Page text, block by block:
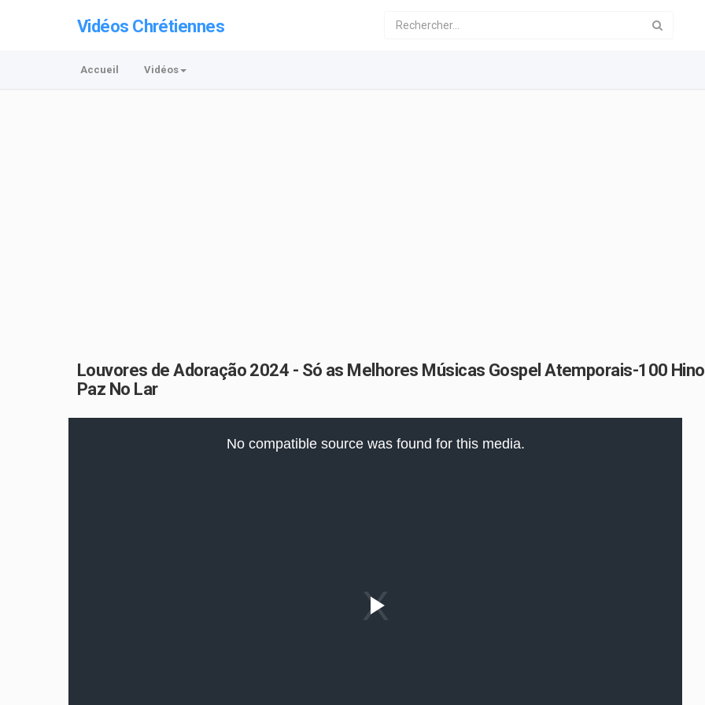
Vidéos Chrétiennes
Accueil Vidéos
Louvores de Adoração 2024 - Só as Melhores Músicas Gospel Atemporais-100
Paz No Lar
No compatible source was found for this media.